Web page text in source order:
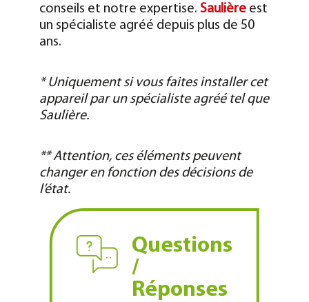
conseils et notre expertise. Saulièreest
un spécialiste agréé depuis plus de 50
ans.
* Uniquement si vous faites installer cet
appareil par un spécialiste agréé tel que
Saulière.
** Attention, ces éléments peuvent
changer en fonction des décisions de
l’état.
Questions
/
Réponses